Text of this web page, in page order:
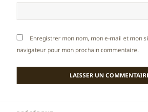
Enregistrer mon nom, mon e-mail et mon
navigateur pour mon prochain commentaire.